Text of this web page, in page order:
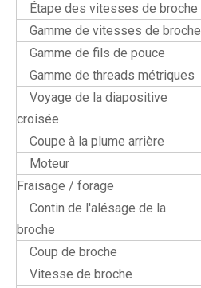
Étape des vitesses de broche
Gamme de vitesses de broche
Gamme de fils de pouce
Gamme de threads métriques
Voyage de la diapositive
croisée
Coupe à la plume arrière
Moteur
Fraisage / forage
Contin de l'alésage de la
broche
Coup de broche
Vitesse de broche